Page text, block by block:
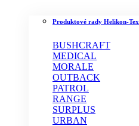
Produktové rady Helikon-Tex
BUSHCRAFT
MEDICAL
MORALE
OUTBACK
PATROL
RANGE
SURPLUS
URBAN